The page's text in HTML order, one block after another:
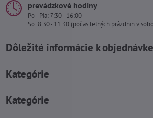
prevádzkové hodiny
Po - Pia: 7:30 - 16:00
So: 8:30 - 11:30 (počas letných prázdnin v
Dôležité informácie k objednávke
Kategórie
Kategórie